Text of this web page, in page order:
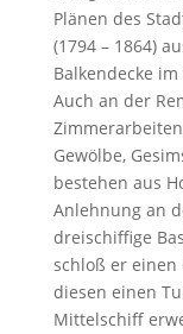
Plänen des
(1794 – 1864)
Balkendecke
Auch an der
Gewölbe,
bestehen aus
Anlehnung an
dreischiffige
schloß er einen
diesen einen
Mittelschiff